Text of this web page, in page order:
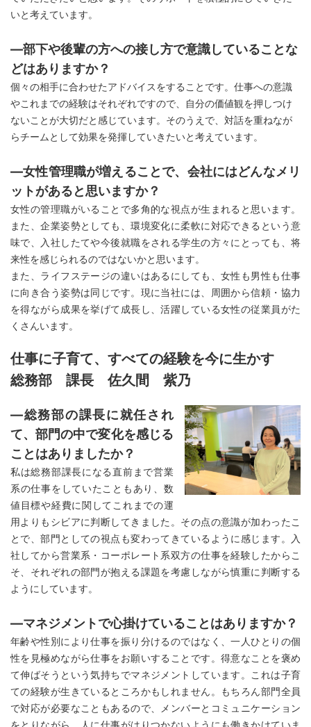
いと考えています。
―部下や後輩の方への接し方で意識していることな
どはありますか？
個々の相手に合わせたアドバイスをすることです。仕事への意識
やこれまでの経験はそれぞれですので、自分の価値観を押しつけ
ないことが大切だと感じています。そのうえで、対話を重ねなが
らチームとして効果を発揮していきたいと考えています。
―女性管理職が増えることで、会社にはどんなメリ
ットがあると思いますか？
女性の管理職がいることで多角的な視点が生まれると思います。
また、企業姿勢としても、環境変化に柔軟に対応できるという意
味で、入社したてや今後就職をされる学生の方々にとっても、将
来性を感じられるのではないかと思います。
また、ライフステージの違いはあるにしても、女性も男性も仕事
に向き合う姿勢は同じです。現に当社には、周囲から信頼・協力
を得ながら成果を挙げて成長し、活躍している女性の従業員がた
くさんいます。
仕事に子育て、すべての経験を今に生かす
総務部 課長 佐久間 紫乃
―総務部の課長に就任され
て、部門の中で変化を感じる
ことはありましたか？
私は総務部課長になる直前まで営業
系の仕事をしていたこともあり、数
値目標や経費に関してこれまでの運
用よりもシビアに判断してきました。その点の意識が加わったこ
とで、部門としての視点も変わってきているように感じます。入
社してから営業系・コーポレート系双方の仕事を経験したからこ
そ、それぞれの部門が抱える課題を考慮しながら慎重に判断する
ようにしています。
―マネジメントで心掛けていることはありますか？
年齢や性別により仕事を振り分けるのではなく、一人ひとりの個
性を見極めながら仕事をお願いすることです。得意なことを褒め
て伸ばそうという気持ちでマネジメントしています。これは子育
ての経験が生きているところかもしれません。もちろん部門全員
で対応が必要なこともあるので、メンバーとコミュニケーション
をとりながら、人に仕事がはりつかないようにも働きかけていま